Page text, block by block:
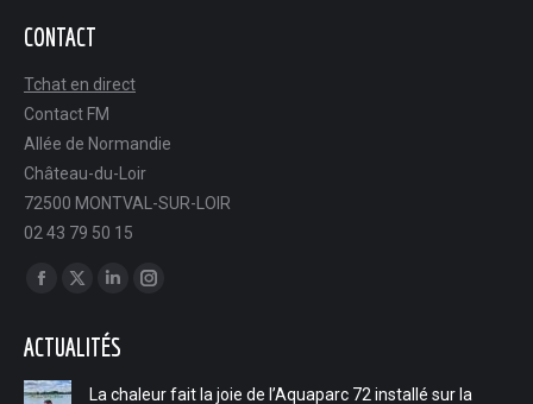
CONTACT
Tchat en direct
Contact FM
Allée de Normandie
Château-du-Loir
72500 MONTVAL-SUR-LOIR
02 43 79 50 15
Trouvez nous sur :
Facebook
opens
in
X
opens
LinkedIn
opens
in
Instagram
ACTUALITÉS
La chaleur fait la joie de l’Aquaparc 72 installé sur la